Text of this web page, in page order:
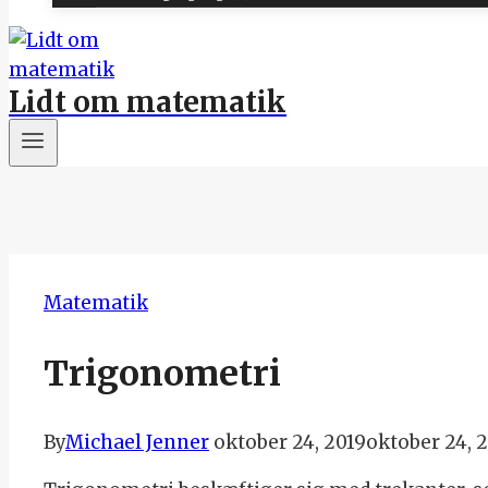
Lidt om matematik
Matematik
Trigonometri
ByMichael Jenner oktober 24, 2019oktober 24,